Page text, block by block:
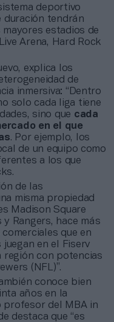
deportivo
duración tendrán
estadios de
Arena, Hard Rock
explica los
de
inmersiva: “Dentro
solo cada liga tiene
sino que cada
en el que
. Por ejemplo, los
de un equipo como
a los que
de las
misma propiedad
Madison Square
Rangers, hace más
que en
juegan en el Fiserv
región con potencias
(NFL)”.
conoce bien
años en la
profesor del MBA in
destaca que “es